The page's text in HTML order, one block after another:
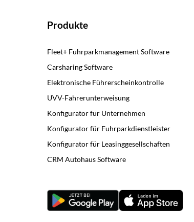
Produkte
Fleet+ Fuhrparkmanagement Software
Carsharing Software
Elektronische Führerscheinkontrolle
UVV-Fahrerunterweisung
Konfigurator für Unternehmen
Konfigurator für Fuhrparkdienstleister
Konfigurator für Leasinggesellschaften
CRM Autohaus Software